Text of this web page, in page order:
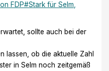
FDP#Stark für Selm
sollte auch bei der
lassen, ob die aktuelle Zahl
in Selm noch zeitgemäß